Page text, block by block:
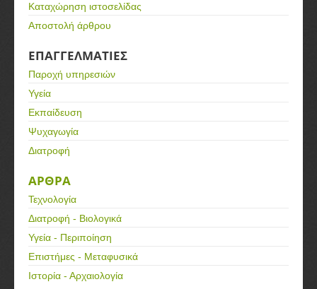
Καταχώρηση ιστοσελίδας
Αποστολή άρθρου
ΕΠΑΓΓΕΛΜΑΤΙΕΣ
Παροχή υπηρεσιών
Υγεία
Εκπαίδευση
Ψυχαγωγία
Διατροφή
ΑΡΘΡΑ
Τεχνολογία
Διατροφή - Βιολογικά
Υγεία - Περιποίηση
Επιστήμες - Μεταφυσικά
Ιστορία - Αρχαιολογία